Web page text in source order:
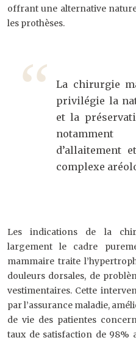
offrant une alternative
les prothèses.
La chirurgie
privilégie la
et la
d’allaitement
complexe
Les indications de la
largement le cadre
mammaire traite
douleurs dorsales, de
vestimentaires. Cette
par l’assurance maladie,
de vie des patientes
taux de satisfaction de 98%